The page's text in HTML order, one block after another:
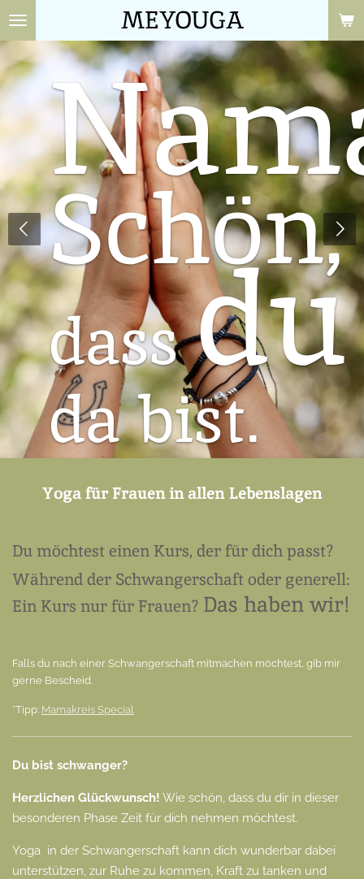
Zum
Hauptinhalt
springen
MEYOUGA
Schön,
dassdu
dabist.
Yoga für Frauen in allen Lebenslagen
Du möchtest einen Kurs, der für dich passt?
Während der Schwangerschaft oder generell:
Ein Kurs nur für Frauen? Das haben wir!
Falls du nach einer Schwangerschaft mitmachen möchtest, gib mir
gerne Bescheid.
*Tipp: Mamakreis Special
Du bist schwanger?
Herzlichen Glückwunsch! Wie schön, dass du dir in dieser
besonderen Phase Zeit für dich nehmen möchtest.
Yoga in der Schwangerschaft kann dich wunderbar dabei
unterstützen, zur Ruhe zu kommen, Kraft zu tanken und